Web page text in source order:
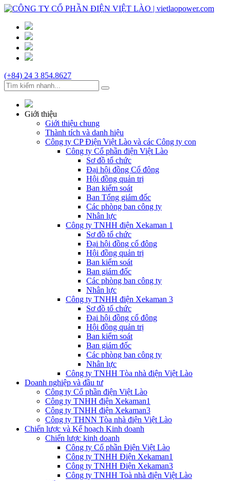
(+84) 24 3 854.8627
Giới thiệu
Giới thiệu chung
Thành tích và danh hiệu
Công ty CP Điện Việt Lào và các Công ty con
Công ty Cổ phần điện Việt Lào
Sơ đồ tổ chức
Đại hội đồng Cổ đông
Hội đồng quản trị
Ban kiểm soát
Ban Tổng giám đốc
Các phòng ban công ty
Nhân lực
Công ty TNHH điện Xekaman 1
Sơ đồ tổ chức
Đại hội đồng cổ đông
Hội đồng quản trị
Ban kiểm soát
Ban giám đốc
Các phòng ban công ty
Nhân lực
Công ty TNHH điện Xekaman 3
Sơ đồ tổ chức
Đại hội đồng cổ đông
Hội đồng quản trị
Ban kiểm soát
Ban giám đốc
Các phòng ban công ty
Nhân lực
Công ty TNHH Tòa nhà điện Việt Lào
Doanh nghiệp và đầu tư
Công ty Cổ phần điện Việt Lào
Công ty TNHH điện Xekaman1
Công ty TNHH điện Xekaman3
Công ty THNN Tòa nhà điện Việt Lào
Chiến lược và Kế hoạch Kinh doanh
Chiến lược kinh doanh
Công ty Cổ phần Điện Việt Lào
Công ty TNHH Điện Xekaman1
Công ty TNHH Điện Xekaman3
Công ty TNHH Toà nhà điện Việt Lào